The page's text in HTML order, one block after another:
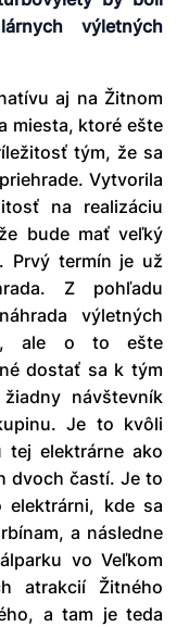
výletných
aj na Žitnom
miesta, ktoré ešte
tým, že sa
Vytvorila
na realizáciu
bude mať veľký
Prvý termín je už
Z pohľadu
výletných
ale o to ešte
dostať sa k tým
návštevník
Je to kvôli
tej elektrárne ako
dvoch častí. Je to
elektrárni, kde sa
a následne
vo Veľkom
atrakcií Žitného
a tam je teda